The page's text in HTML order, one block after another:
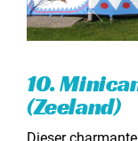
10.
(Zeeland)